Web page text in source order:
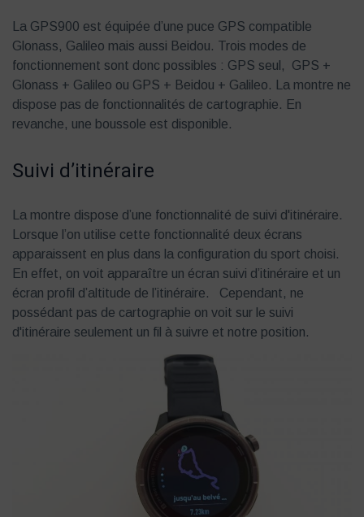
La GPS900 est équipée d’une puce GPS compatible
Glonass, Galileo mais aussi Beidou. Trois modes de
fonctionnement sont donc possibles : GPS seul, GPS +
Glonass + Galileo ou GPS + Beidou + Galileo. La montre ne
dispose pas de fonctionnalités de cartographie. En
revanche, une boussole est disponible.
Suivi d’itinéraire
La montre dispose d’une fonctionnalité de suivi d'itinéraire.
Lorsque l’on utilise cette fonctionnalité deux écrans
apparaissent en plus dans la configuration du sport choisi.
En effet, on voit apparaître un écran suivi d’itinéraire et un
écran profil d’altitude de l’itinéraire. Cependant, ne
possédant pas de cartographie on voit sur le suivi
d'itinéraire seulement un fil à suivre et notre position.